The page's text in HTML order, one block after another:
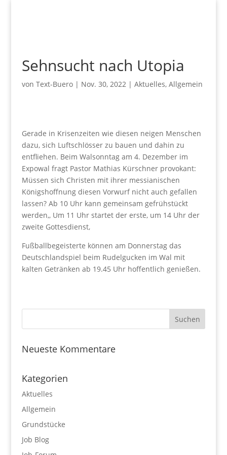
Sehnsucht nach Utopia
von Text-Buero| Nov. 30, 2022| Aktuelles, Allgemein
Gerade in Krisenzeiten wie diesen neigen Menschen
dazu, sich Luftschlösser zu bauen und dahin zu
entfliehen. Beim Walsonntag am 4. Dezember im
Expowal fragt Pastor Mathias Kürschner provokant:
Müssen sich Christen mit ihrer messianischen
Königshoffnung diesen Vorwurf nicht auch gefallen
lassen? Ab 10 Uhr kann gemeinsam gefrühstückt
werden,, Um 11 Uhr startet der erste, um 14 Uhr der
zweite Gottesdienst,
Fußballbegeisterte können am Donnerstag das
Deutschlandspiel beim Rudelgucken im Wal mit
kalten Getränken ab 19.45 Uhr hoffentlich genießen.
Neueste Kommentare
Kategorien
Aktuelles
Allgemein
Grundstücke
Job Blog